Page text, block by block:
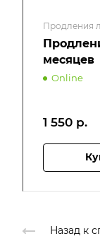
Продления
месяцев
Online
1 550 р.
Назад к